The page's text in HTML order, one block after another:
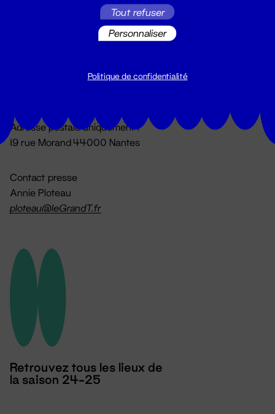
Du lundi au vendredi 14h → 18h
Adresse postale uniquement :
19 rue Morand 44000 Nantes
Contact presse
Annie Ploteau
ploteau@leGrandT.fr
Retrouvez tous les lieux de
la saison 24-25
Tout refuser
Personnaliser
Politique de confidentialité